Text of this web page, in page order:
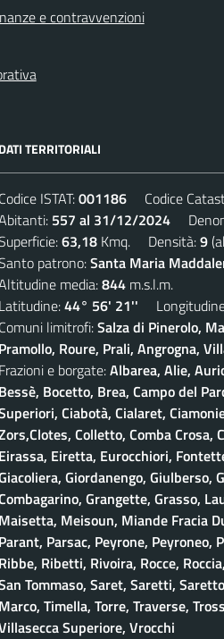
e contravvenzioni
DATI TERRITORIALI
Codice ISTAT:001186 Codice
557 al 31/12/2024
63,18 Kmq. Densità:9
patrono:Santa Maria
media:844 m.s.l.m.
Latitudine:44° 56' 21''
Comuni limitrofi:Salza di Pinerolo,
Pramollo, Roure, Prali, Angrogna,
Frazioni e borgate:Albarea, Alie,
Bessè, Bocetto, Brea, Campo del
Ciabotà, Cialaret,
Colletto, Comba Crosa,
Eirassa, Eiretta, Eurocchiori,
Giordanengo, Giulberso,
Grangette, Grasso,
Maisetta, Meisoun, Miande Fracia
Parant, Parsac, Peyrone, Peyroneo,
Ribbe, Ribetti, Rivoira, Rocce,
Tommaso, Saret, Saretti,
Marco, Timella, Torre, Traverse,
Superiore, Vrocchi